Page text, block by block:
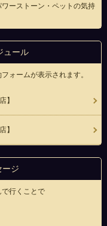
ーストーン・ペットの気持
ュール
ォームが表示されます。
】
】
ージ
行くことで